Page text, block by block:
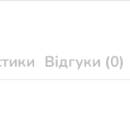
Відгуки (0)